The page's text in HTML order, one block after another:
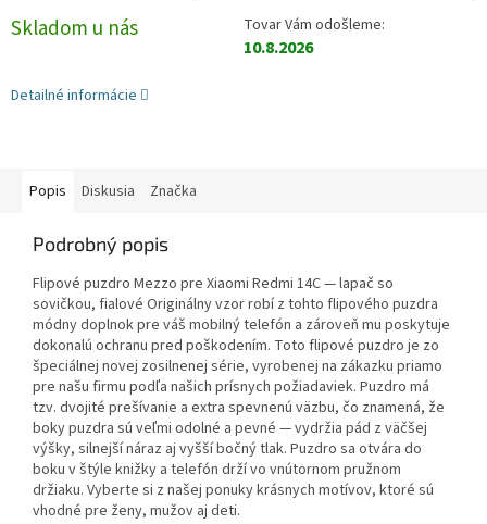
Skladom u nás
10.8.2026
Detailné informácie
Popis Diskusia Značka
Podrobný popis
Flipové puzdro Mezzo pre Xiaomi Redmi 14C — lapač so
sovičkou, fialové Originálny vzor robí z tohto flipového puzdra
módny doplnok pre váš mobilný telefón a zároveň mu poskytuje
dokonalú ochranu pred poškodením. Toto flipové puzdro je zo
špeciálnej novej zosilnenej série, vyrobenej na zákazku priamo
pre našu firmu podľa našich prísnych požiadaviek. Puzdro má
tzv. dvojité prešívanie a extra spevnenú väzbu, čo znamená, že
boky puzdra sú veľmi odolné a pevné — vydržia pád z väčšej
výšky, silnejší náraz aj vyšší bočný tlak. Puzdro sa otvára do
boku v štýle knižky a telefón drží vo vnútornom pružnom
držiaku. Vyberte si z našej ponuky krásnych motívov, ktoré sú
vhodné pre ženy, mužov aj deti.